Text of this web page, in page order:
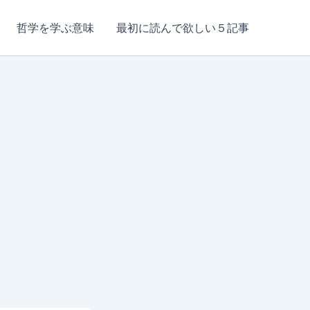
哲学を学ぶ意味 最初に読んで欲しい５記事